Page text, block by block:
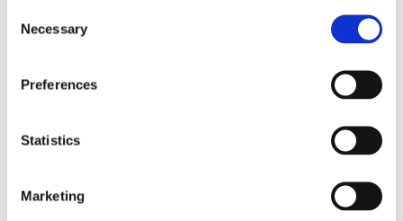
Selection
Necessary
Preferences
Statistics
Marketing